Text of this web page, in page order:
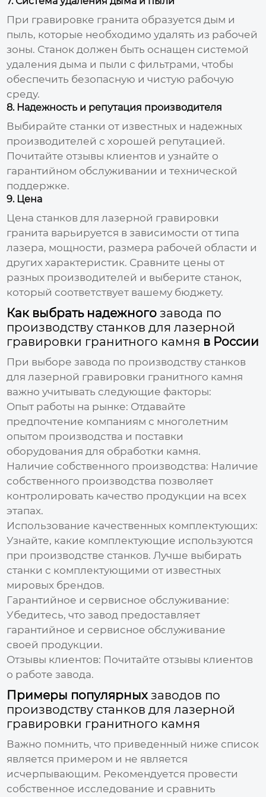
При гравировке гранита образуется дым и
пыль, которые необходимо удалять из рабочей
зоны. Станок должен быть оснащен системой
удаления дыма и пыли с фильтрами, чтобы
обеспечить безопасную и чистую рабочую
среду.
8. Надежность и репутация производителя
Выбирайте станки от известных и надежных
производителей с хорошей репутацией.
Почитайте отзывы клиентов и узнайте о
гарантийном обслуживании и технической
поддержке.
9. Цена
Цена станков для лазерной гравировки
гранита варьируется в зависимости от типа
лазера, мощности, размера рабочей области и
других характеристик. Сравните цены от
разных производителей и выберите станок,
который соответствует вашему бюджету.
Как выбрать надежногозавода по
производству станков для лазерной
гравировки гранитного камня в России
При выборезавода по производству станков
для лазерной гравировки гранитного камня
важно учитывать следующие факторы:
Опыт работы на рынке: Отдавайте
предпочтение компаниям с многолетним
опытом производства и поставки
оборудования для обработки камня.
Наличие собственного производства: Наличие
собственного производства позволяет
контролировать качество продукции на всех
этапах.
Использование качественных комплектующих:
Узнайте, какие комплектующие используются
при производстве станков. Лучше выбирать
станки с комплектующими от известных
мировых брендов.
Гарантийное и сервисное обслуживание:
Убедитесь, что завод предоставляет
гарантийное и сервисное обслуживание
своей продукции.
Отзывы клиентов: Почитайте отзывы клиентов
о работе завода.
Примеры популярныхзаводов по
производству станков для лазерной
гравировки гранитного камня
Важно помнить, что приведенный ниже список
является примером и не является
исчерпывающим. Рекомендуется провести
собственное исследование и сравнить